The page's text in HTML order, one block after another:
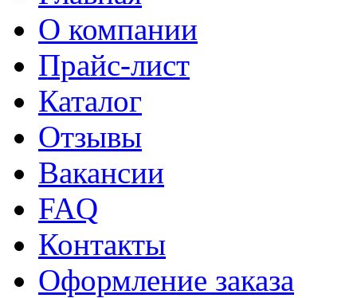
О компании
Прайс-лист
Каталог
Отзывы
Вакансии
FAQ
Контакты
Оформление заказа